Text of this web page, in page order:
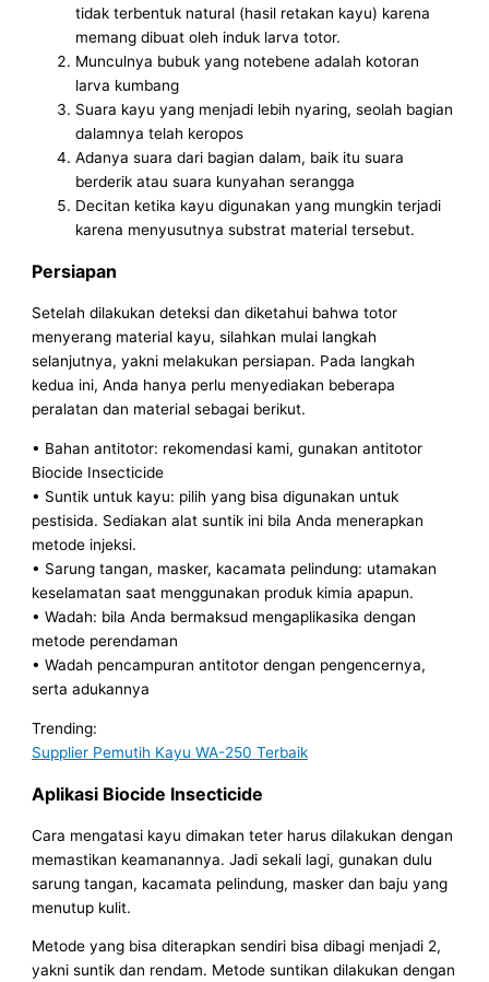
tidak terbentuk natural (hasil retakan kayu) karena
memang dibuat oleh induk larva totor.
Munculnya bubuk yang notebene adalah kotoran
larva kumbang
Suara kayu yang menjadi lebih nyaring, seolah bagian
dalamnya telah keropos
Adanya suara dari bagian dalam, baik itu suara
berderik atau suara kunyahan serangga
Decitan ketika kayu digunakan yang mungkin terjadi
karena menyusutnya substrat material tersebut.
Persiapan
Setelah dilakukan deteksi dan diketahui bahwa totor
menyerang material kayu, silahkan mulai langkah
selanjutnya, yakni melakukan persiapan. Pada langkah
kedua ini, Anda hanya perlu menyediakan beberapa
peralatan dan material sebagai berikut.
• Bahan antitotor: rekomendasi kami, gunakan antitotor
Biocide Insecticide
• Suntik untuk kayu: pilih yang bisa digunakan untuk
pestisida. Sediakan alat suntik ini bila Anda menerapkan
metode injeksi.
• Sarung tangan, masker, kacamata pelindung: utamakan
keselamatan saat menggunakan produk kimia apapun.
• Wadah: bila Anda bermaksud mengaplikasika dengan
metode perendaman
• Wadah pencampuran antitotor dengan pengencernya,
serta adukannya
Trending:
Supplier Pemutih Kayu WA-250 Terbaik
Aplikasi Biocide Insecticide
Cara mengatasi kayu dimakan teter harus dilakukan dengan
memastikan keamanannya. Jadi sekali lagi, gunakan dulu
sarung tangan, kacamata pelindung, masker dan baju yang
menutup kulit.
Metode yang bisa diterapkan sendiri bisa dibagi menjadi 2,
yakni suntik dan rendam. Metode suntikan dilakukan dengan